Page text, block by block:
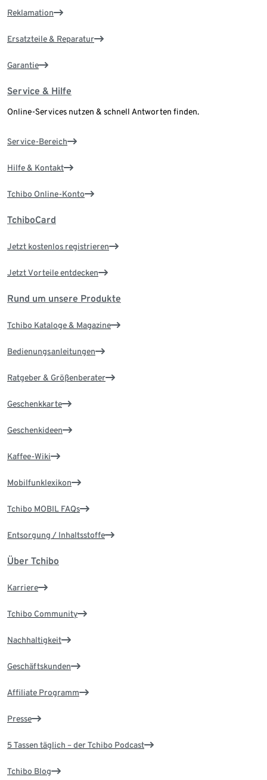
Reklamation
Ersatzteile & Reparatur
Garantie
Service & Hilfe
Online-Services nutzen & schnell Antworten finden.
Service-Bereich
Hilfe & Kontakt
Tchibo Online-Konto
TchiboCard
Jetzt kostenlos registrieren
Jetzt Vorteile entdecken
Rund um unsere Produkte
Tchibo Kataloge & Magazine
Bedienungsanleitungen
Ratgeber & Größenberater
Geschenkkarte
Geschenkideen
Kaffee-Wiki
Mobilfunklexikon
Tchibo MOBIL FAQs
Entsorgung / Inhaltsstoffe
Über Tchibo
Karriere
Tchibo Community
Nachhaltigkeit
Geschäftskunden
Affiliate Programm
Presse
5 Tassen täglich – der Tchibo Podcast
Tchibo Blog